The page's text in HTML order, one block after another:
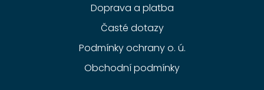
Doprava a platba
Časté dotazy
Podmínky ochrany o. ú.
Obchodní podmínky